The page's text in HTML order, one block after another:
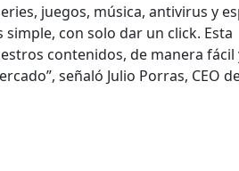
juegos, música, antivirus y
con solo dar un click. Esta
contenidos, de manera fácil
señaló Julio Porras, CEO